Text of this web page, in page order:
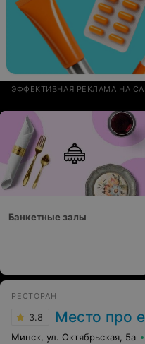
ЭФФЕКТИВНАЯ РЕКЛАМА НА
Банкетные залы
РЕСТОРАН
3.8 Место про
Минск, ул. Октябрьская, 5а